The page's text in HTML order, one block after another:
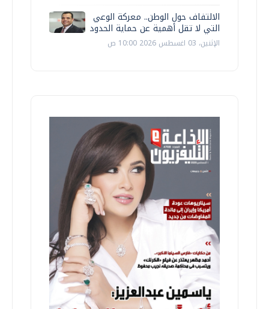
الالتفاف حول الوطن.. معركة الوعي
التي لا تقل أهمية عن حماية الحدود
الإثنين، 03 اغسطس 2026 10:00 ص